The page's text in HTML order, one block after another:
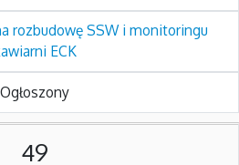
rozbudowę SSW i monitoringu
ECK
Ogłoszony
49